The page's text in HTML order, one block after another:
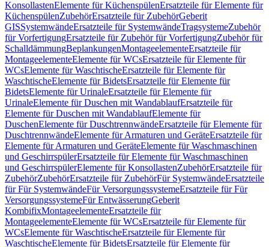
KonsollastenElemente für KüchenspülenErsatzteile für Elemente für
KüchenspülenZubehörErsatzteile für ZubehörGeberit
GISSystemwändeErsatzteile für SystemwändeTragsystemeZubehör
für VorfertigungErsatzteile für Zubehör für VorfertigungZubehör für
SchalldämmungBeplankungenMontageelementeErsatzteile für
MontageelementeElemente für WCsErsatzteile für Elemente für
WCsElemente für WaschtischeErsatzteile für Elemente für
WaschtischeElemente für BidetsErsatzteile für Elemente für
BidetsElemente für UrinaleErsatzteile für Elemente für
UrinaleElemente für Duschen mit WandablaufErsatzteile für
Elemente für Duschen mit WandablaufElemente für
DuschenElemente für DuschtrennwändeErsatzteile für Elemente für
DuschtrennwändeElemente für Armaturen und GeräteErsatzteile für
Elemente für Armaturen und GeräteElemente für Waschmaschinen
und GeschirrspülerErsatzteile für Elemente für Waschmaschinen
und GeschirrspülerElemente für KonsollastenZubehörErsatzteile für
ZubehörZubehörErsatzteile für ZubehörFür SystemwändeErsatzteile
für Für SystemwändeFür VersorgungssystemeErsatzteile für Für
VersorgungssystemeFür EntwässerungGeberit
KombifixMontageelementeErsatzteile für
MontageelementeElemente für WCsErsatzteile für Elemente für
WCsElemente für WaschtischeErsatzteile für Elemente für
WaschtischeElemente für BidetsErsatzteile für Elemente für